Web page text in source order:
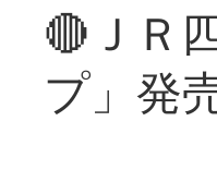
🔴ＪＲ
プ」発